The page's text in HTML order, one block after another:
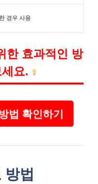
경우 사용
한 효과적인 방
요.
법 확인하기
방법